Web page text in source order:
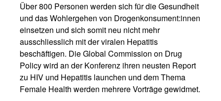
Über 800 Personen werden sich für die Gesundheit
und das Wohlergehen von Drogenkonsument:innen
einsetzen und sich somit neu nicht mehr
ausschliesslich mit der viralen Hepatitis
beschäftigen. Die Global Commission on Drug
Policy wird an der Konferenz ihren neusten Report
zu HIV und Hepatitis launchen und dem Thema
Female Health werden mehrere Vorträge gewidmet.